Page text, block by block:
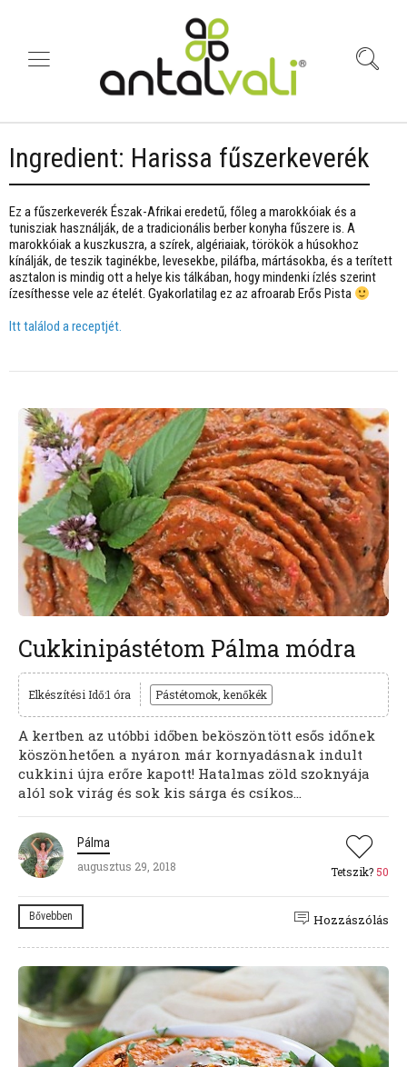
Ingredient: Harissa fűszerkeverék
Ez a fűszerkeverék Észak-Afrikai eredetű, főleg a marokkóiak és a
tunisziak használják, de a tradicionális berber konyha fűszere is. A
marokkóiak a kuszkuszra, a szírek, algériaiak, törökök a húsokhoz
kínálják, de teszik taginékbe, levesekbe, piláfba, mártásokba, és a terített
asztalon is mindig ott a helye kis tálkában, hogy mindenki ízlés szerint
ízesíthesse vele az ételét. Gyakorlatilag ez az afroarab Erős Pista
Itt találod a receptjét.
Cukkinipástétom Pálma módra
Elkészítési Idő:1 óra Pástétomok, kenőkék
A kertben az utóbbi időben beköszöntött esős időnek
köszönhetően a nyáron már kornyadásnak indult
cukkini újra erőre kapott! Hatalmas zöld szoknyája
alól sok virág és sok kis sárga és csíkos...
Pálma
augusztus 29, 2018
Tetszik? 50
Bővebben Hozzászólás